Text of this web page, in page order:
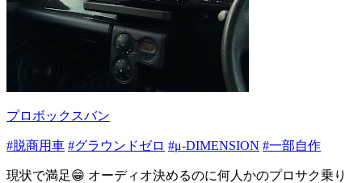
プロボックスバン
#脱商用車 #グラウンドゼロ #μ-DIMENSION #一部自作
現状で満足😁 オーディオ決めるのに何人かのプロサク乗り